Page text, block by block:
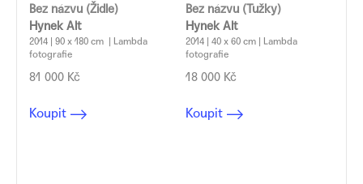
Bez názvu (Židle)
Hynek Alt
2014 | 90 x 180 cm | Lambda
fotografie
81 000 Kč
Koupit
Bez názvu (Tužky)
Hynek Alt
2014 | 40 x 60 cm | Lambda
fotografie
18 000 Kč
Koupit